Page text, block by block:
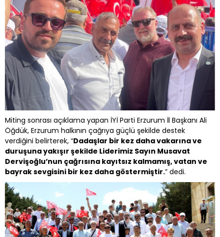
Miting sonrası açıklama yapan İYİ Parti Erzurum İl Başkanı Ali
Öğdük, Erzurum halkının çağrıya güçlü şekilde destek
verdiğini belirterek, “Dadaşlar bir kez daha vakarına ve
duruşuna yakışır şekilde Liderimiz Sayın Musavat
Dervişoğlu’nun çağrısına kayıtsız kalmamış, vatan ve
bayrak sevgisini bir kez daha göstermiştir.” dedi.